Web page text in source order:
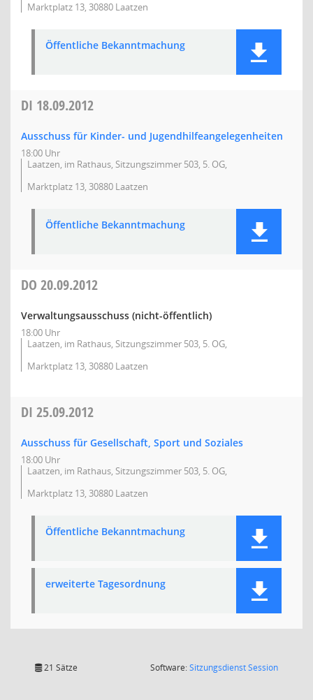
Marktplatz 13, 30880 Laatzen
Öffentliche Bekanntmachung
DI 18.09.2012
Ausschuss für Kinder- und Jugendhilfeangelegenheiten
18:00 Uhr
Laatzen, im Rathaus, Sitzungszimmer 503, 5. OG,
Marktplatz 13, 30880 Laatzen
Öffentliche Bekanntmachung
DO 20.09.2012
Verwaltungsausschuss (nicht-öffentlich)
18:00 Uhr
Laatzen, im Rathaus, Sitzungszimmer 503, 5. OG,
Marktplatz 13, 30880 Laatzen
DI 25.09.2012
Ausschuss für Gesellschaft, Sport und Soziales
18:00 Uhr
Laatzen, im Rathaus, Sitzungszimmer 503, 5. OG,
Marktplatz 13, 30880 Laatzen
Öffentliche Bekanntmachung
erweiterte Tagesordnung
21 Sätze Software:SitzungsdienstSession(Wird in